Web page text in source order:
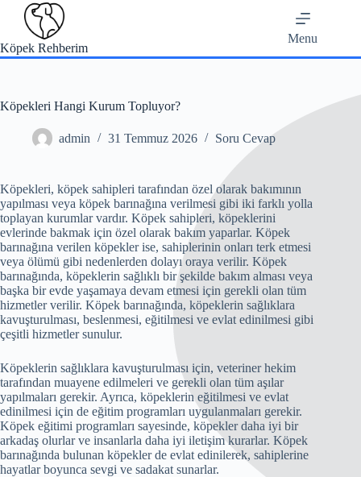
content
Köpek Rehberim
Menu
Köpekleri Hangi Kurum Topluyor?
admin 31 Temmuz 2026 Soru Cevap
Köpekleri, köpek sahipleri tarafından özel olarak bakımının
yapılması veya köpek barınağına verilmesi gibi iki farklı yolla
toplayan kurumlar vardır. Köpek sahipleri, köpeklerini
evlerinde bakmak için özel olarak bakım yaparlar. Köpek
barınağına verilen köpekler ise, sahiplerinin onları terk etmesi
veya ölümü gibi nedenlerden dolayı oraya verilir. Köpek
barınağında, köpeklerin sağlıklı bir şekilde bakım alması veya
başka bir evde yaşamaya devam etmesi için gerekli olan tüm
hizmetler verilir. Köpek barınağında, köpeklerin sağlıklara
kavuşturulması, beslenmesi, eğitilmesi ve evlat edinilmesi gibi
çeşitli hizmetler sunulur.
Köpeklerin sağlıklara kavuşturulması için, veteriner hekim
tarafından muayene edilmeleri ve gerekli olan tüm aşılar
yapılmaları gerekir. Ayrıca, köpeklerin eğitilmesi ve evlat
edinilmesi için de eğitim programları uygulanmaları gerekir.
Köpek eğitimi programları sayesinde, köpekler daha iyi bir
arkadaş olurlar ve insanlarla daha iyi iletişim kurarlar. Köpek
barınağında bulunan köpekler de evlat edinilerek, sahiplerine
hayatlar boyunca sevgi ve sadakat sunarlar.